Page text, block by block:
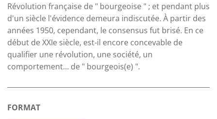
Révolution française de " bourgeoise " ; et pendant plus
d'un siècle l'évidence demeura indiscutée. À partir des
années 1950, cependant, le consensus fut brisé. En ce
début de XXIe siècle, est-il encore concevable de
qualifier une révolution, une société, un
comportement… de " bourgeois(e) ".
FORMAT